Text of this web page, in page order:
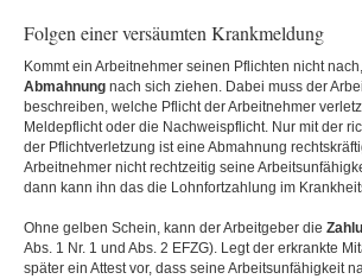
Folgen einer versäumten Krankmeldung
Kommt ein Arbeitnehmer seinen Pflichten nicht
Abmahnung nach sich ziehen. Dabei muss der
beschreiben, welche Pflicht der Arbeitnehmer
Meldepflicht oder die Nachweispflicht. Nur mit der
der Pflichtverletzung ist eine Abmahnung
Arbeitnehmer nicht rechtzeitig seine
dann kann ihn das die Lohnfortzahlung im
Ohne gelben Schein, kann der Arbeitgeber die
Abs. 1 Nr. 1 und Abs. 2 EFZG). Legt der erkrankte
später ein Attest vor, dass seine Arbeitsunfähigkeit